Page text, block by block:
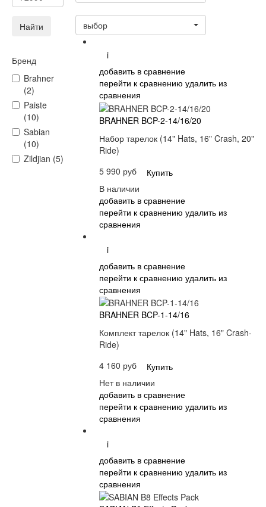
Найти
Бренд
Brahner
(2)
Paiste
(10)
Sabian
(10)
Zildjian (5)
выбор
i
добавить в сравнение
перейти к сравнению удалить из
сравнения
BRAHNER BCP-2-14/16/20
Набор тарелок (14" Hats, 16" Crash, 20"
Ride)
5 990 руб
Купить
В наличии
добавить в сравнение
перейти к сравнению удалить из
сравнения
i
добавить в сравнение
перейти к сравнению удалить из
сравнения
BRAHNER BCP-1-14/16
Комплект тарелок (14" Hats, 16" Crash-
Ride)
4 160 руб
Купить
Нет в наличии
добавить в сравнение
перейти к сравнению удалить из
сравнения
i
добавить в сравнение
перейти к сравнению удалить из
сравнения